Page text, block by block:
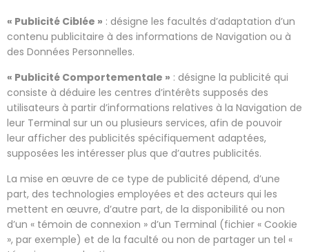
« Publicité Ciblée » : désigne les facultés d’adaptation d’un
contenu publicitaire à des informations de Navigation ou à
des Données Personnelles.
« Publicité Comportementale » : désigne la publicité qui
consiste à déduire les centres d’intérêts supposés des
utilisateurs à partir d’informations relatives à la Navigation de
leur Terminal sur un ou plusieurs services, afin de pouvoir
leur afficher des publicités spécifiquement adaptées,
supposées les intéresser plus que d’autres publicités.
La mise en œuvre de ce type de publicité dépend, d’une
part, des technologies employées et des acteurs qui les
mettent en œuvre, d’autre part, de la disponibilité ou non
d’un « témoin de connexion » d’un Terminal (fichier « Cookie
», par exemple) et de la faculté ou non de partager un tel «